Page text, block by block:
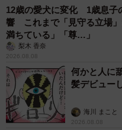
12歳の愛犬に変化 1歳息子
響 これまで「見守る立場
満ちている」「尊…」
梨木 香奈
2026.08.08
何かと人に
髪デビュー
海川 まこと
2026.08.08